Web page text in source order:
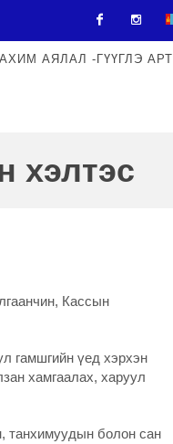
FacebookInstagram
АЯЛАЛ -ГҮҮГЛЭ АРТ
хэлтэс
Кассын
гамшгийн үед хэрхэн
хамгаалах, харуул
танхимуудын болон сан